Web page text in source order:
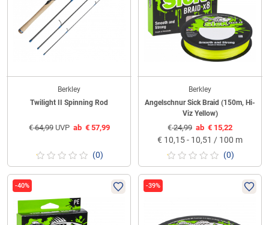
Berkley
Twilight II Spinning Rod
€64,99UVP ab €57,99
(0)
Berkley
Angelschnur Sick Braid (150m, Hi-
Viz Yellow)
€24,99 ab € 15,22
€ 10,15 - 10,51 / 100 m
(0)
-40% -39%